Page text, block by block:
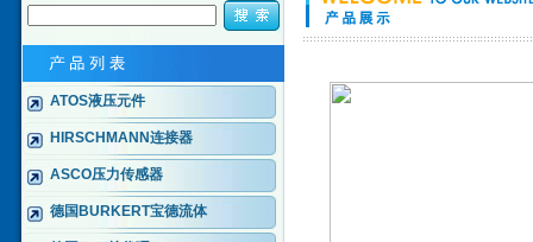
ATOS液压元件
HIRSCHMANN连接器
ASCO压力传感器
德国BURKERT宝德流体